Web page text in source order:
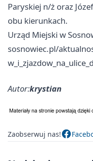
Paryskiej n/ż oraz
obu kierunkach.
Urząd Miejski w
sosnowiec.pl/
Autor:krystian
Zaobserwuj nas!